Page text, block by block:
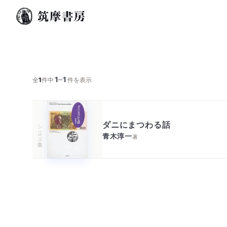
全1件中1─1件を表示
シリーズ・全集 ダニにまつわる話
青木淳一著